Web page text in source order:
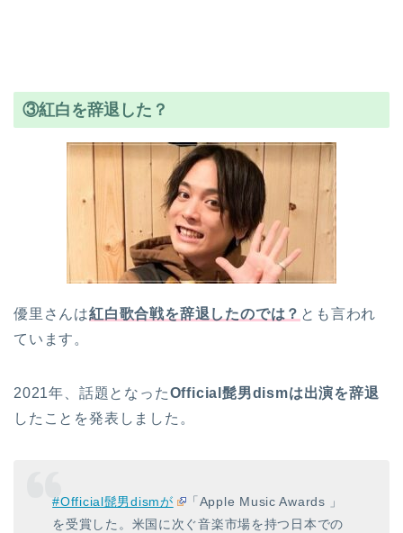
③紅白を辞退した？
優里さんは紅白歌合戦を辞退したのでは？ とも言われ
ています。
2021年、話題となったOfficial髭男dismは出演を辞退
したことを発表しました。
#Official髭男dismが
「Apple Music Awards 」
を受賞した。米国に次ぐ音楽市場を持つ日本での